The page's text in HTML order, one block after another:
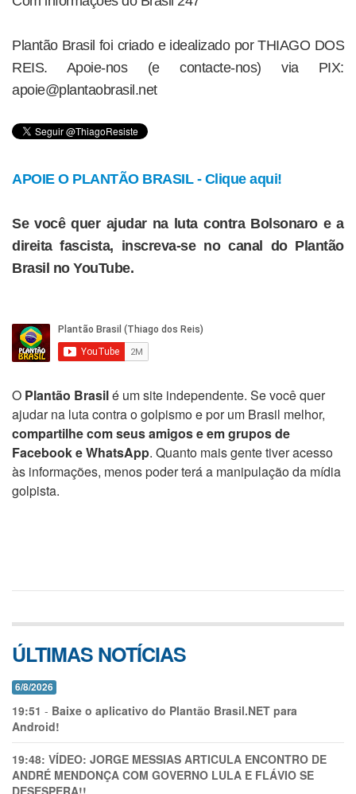
Plantão Brasil foi criado e idealizado por THIAGO DOS
REIS. Apoie-nos (e contacte-nos) via PIX:
apoie@plantaobrasil.net
APOIE O PLANTÃO BRASIL - Clique aqui!
Se você quer ajudar na luta contra Bolsonaro e a
direita fascista, inscreva-se no canal do Plantão
Brasil no YouTube.
O Plantão Brasilé um site independente. Se você quer
ajudar na luta contra o golpismo e por um Brasil melhor,
compartilhe com seus amigos e em grupos de
Facebook e WhatsApp. Quanto mais gente tiver acesso
às informações, menos poder terá a manipulação da mídia
golpista.
ÚLTIMAS NOTÍCIAS
6/8/2026
19:51 - Baixe o aplicativo do Plantão Brasil.NET para
Android!
19:48: VÍDEO: JORGE MESSIAS ARTICULA ENCONTRO DE
ANDRÉ MENDONÇA COM GOVERNO LULA E FLÁVIO SE
DESESPERA!!